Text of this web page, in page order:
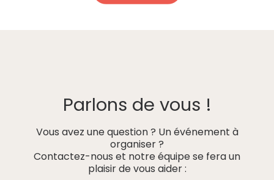
Parlons de vous !
Vous avez une question ? Un événement à
organiser ?
Contactez-nous et notre équipe se fera un
plaisir de vous aider :